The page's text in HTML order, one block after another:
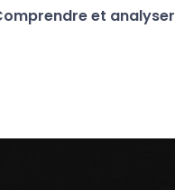
et analyser